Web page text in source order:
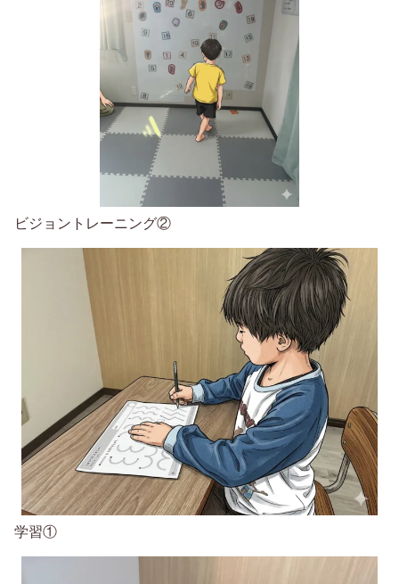
ビジョントレーニング②
学習①